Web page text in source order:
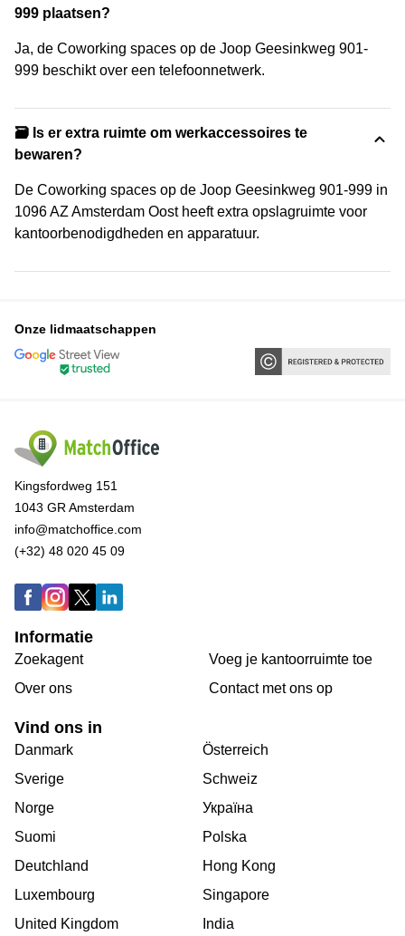
999 plaatsen?
Ja, de Coworking spaces op de Joop Geesinkweg 901-
999 beschikt over een telefoonnetwerk.
🗃️ Is er extra ruimte om werkaccessoires te
bewaren?
De Coworking spaces op de Joop Geesinkweg 901-999 in
1096 AZ Amsterdam Oost heeft extra opslagruimte voor
kantoorbenodigdheden en apparatuur.
Onze lidmaatschappen
Kingsfordweg 151
1043 GR Amsterdam
info@matchoffice.com
(+32) 48 020 45 09
Informatie
Zoekagent
Over ons
Voeg je kantoorruimte toe
Сontact met ons op
Vind ons in
Danmark
Sverige
Norge
Suomi
Deutchland
Luxembourg
United Kingdom
Österreich
Schweiz
Україна
Polska
Hong Kong
Singapore
India